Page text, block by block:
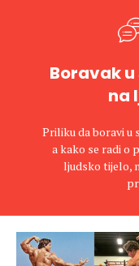
Boravak
na
Priliku da boravi u
a kako se radi o
ljudsko tijelo,